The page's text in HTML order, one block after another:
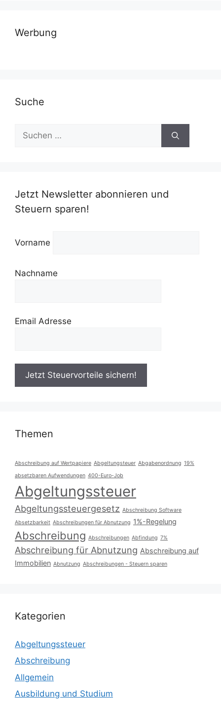
Werbung
Suche
Suchen
nach:
Jetzt Newsletter abonnieren und
Steuern sparen!
Vorname
Nachname
Email Adresse
Themen
Abschreibung auf Wertpapiere Abgeltungsteuer Abgabenordnung 19%
absetzbaren Aufwendungen 400-Euro-Job
Abgeltungssteuer
Abgeltungssteuergesetz Abschreibung Software
Absetzbarkeit Abschreibungen für Abnutzung 1%-Regelung
Abschreibung Abschreibungen Abfindung 7%
Abschreibung für Abnutzung Abschreibung auf
Immobilien Abnutzung Abschreibungen - Steuern sparen
Kategorien
Abgeltungssteuer
Abschreibung
Allgemein
Ausbildung und Studium